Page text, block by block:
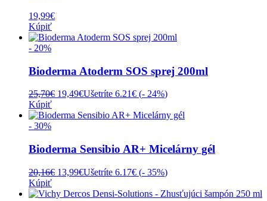
19,99€
Kúpiť
- 20%
Bioderma Atoderm SOS sprej 200ml
25,70€ Pôvodná
bola:
19,49€Aktuálna
je:
Ušetríte 6.21€ (- 24%)
Kúpiť
- 30%
Bioderma Sensibio AR+ Micelárny gél
20,16€ Pôvodná
bola:
13,99€Aktuálna
je:
Ušetríte 6.17€ (- 35%)
Kúpiť